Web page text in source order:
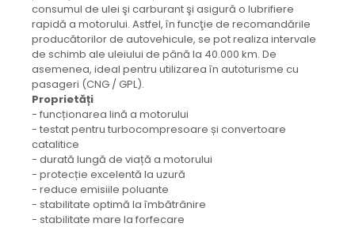
Burdufe si cilindri
Mecanice
Electrice
Hidraulice
Motoare electrice si pompe
SÖRENSEN
Mecanice
Electrice
Hidraulice
Cilindri hidraulici si burdufe
consumul de ulei şi carburant şi asigură o lubrifiere
rapidă a motorului. Astfel, în funcţie de recomandările
producătorilor de autovehicule, se pot realiza intervale
de schimb ale uleiului de până la 40.000 km. De
asemenea, ideal pentru utilizarea în autoturisme cu
pasageri (CNG / GPL).
Proprietăți
- funcționarea lină a motorului
- testat pentru turbocompresoare și convertoare
catalitice
- durată lungă de viață a motorului
- protecție excelentă la uzură
- reduce emisiile poluante
- stabilitate optimă la îmbătrânire
- stabilitate mare la forfecare